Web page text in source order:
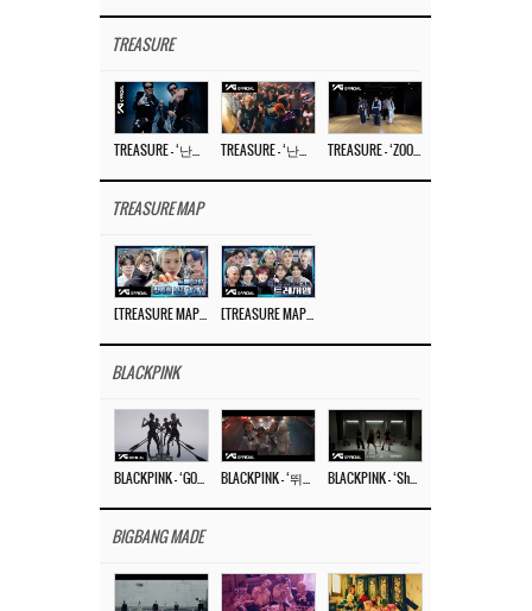
TREASURE
TREASURE MAP
BLACKPINK
BIGBANG MADE